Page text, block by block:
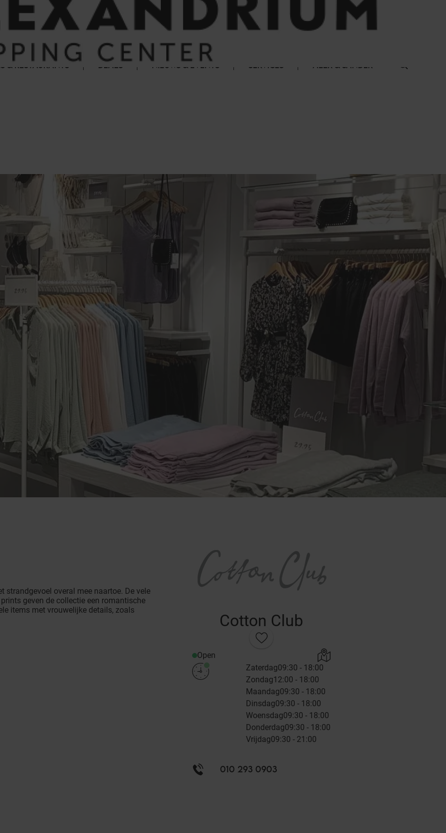
& RESTAURANTS DEALS NIEUWS & EVENTS SERVICES ALEX & SANDER
Cotton Club
Open
Zaterdag09:30 - 18:00
Zondag12:00 - 18:00
Maandag09:30 - 18:00
Dinsdag09:30 - 18:00
Woensdag09:30 - 18:00
Donderdag09:30 - 18:00
Vrijdag09:30 - 21:00
010 293 0903
strandgevoel overal mee naartoe. De vele
geven de collectie een romantische
items met vrouwelijke details, zoals